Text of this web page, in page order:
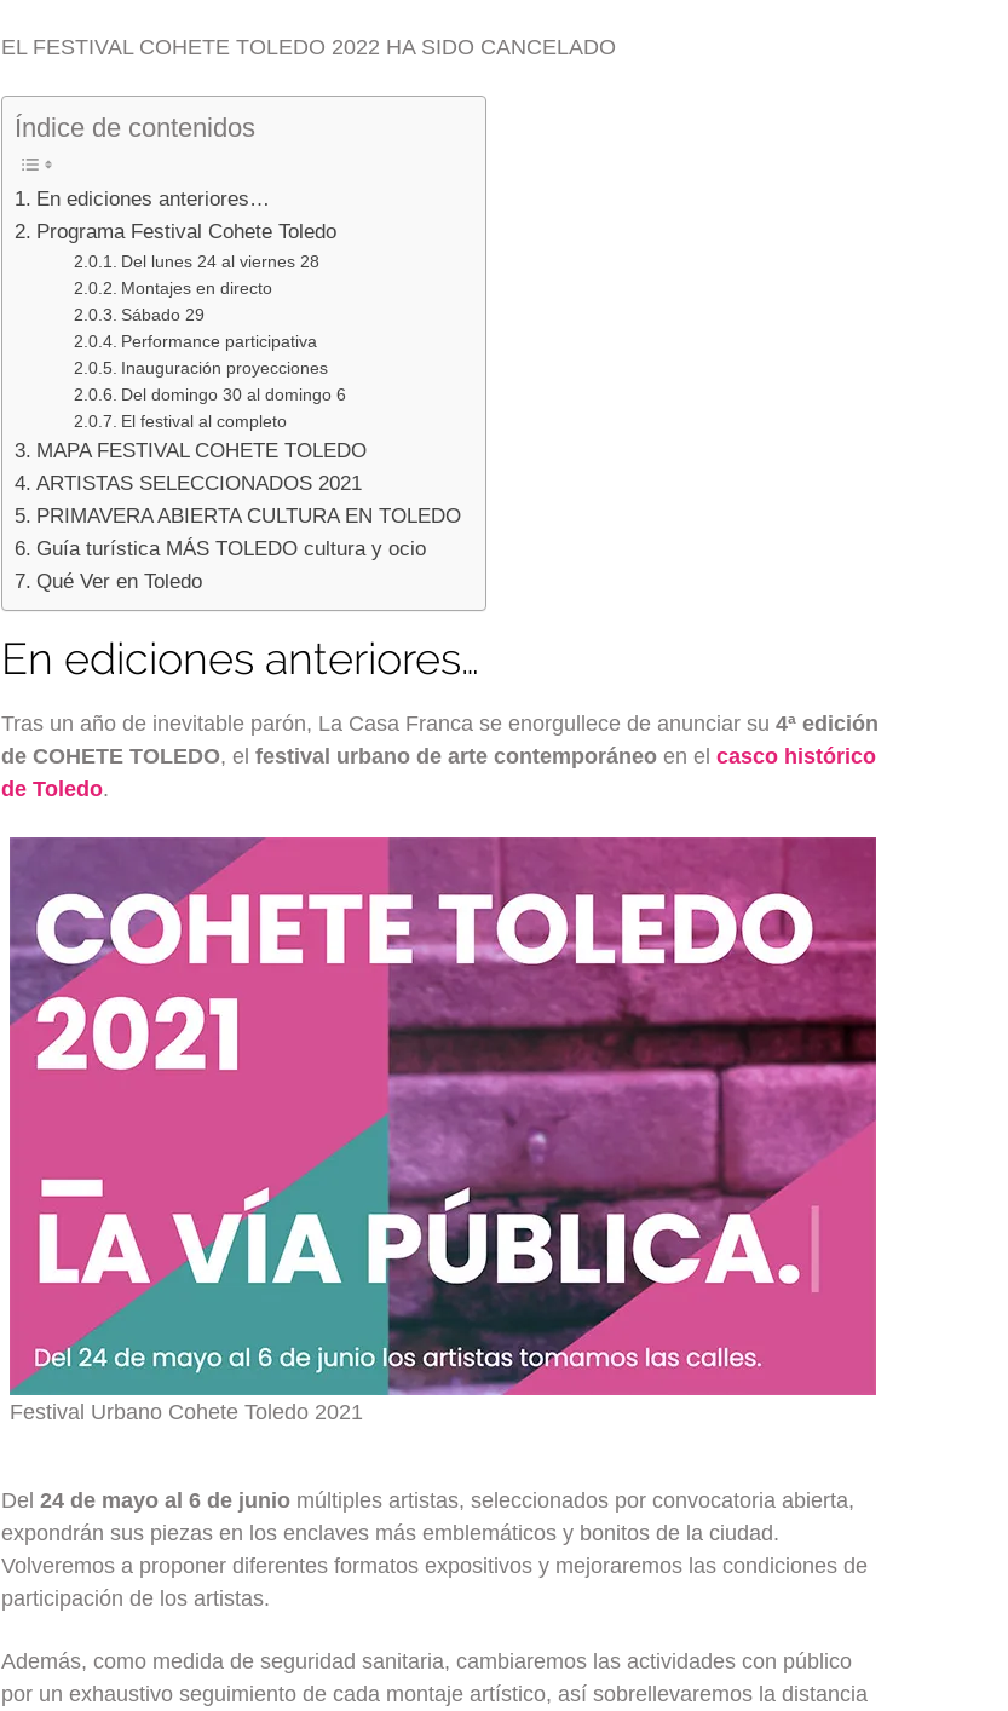
EL FESTIVAL COHETE TOLEDO 2022 HA SIDO CANCELADO
Índice de contenidos
En ediciones anteriores…
Programa Festival Cohete Toledo
Del lunes 24 al viernes 28
Montajes en directo
Sábado 29
Performance participativa
Inauguración proyecciones
Del domingo 30 al domingo 6
El festival al completo
MAPA FESTIVAL COHETE TOLEDO
ARTISTAS SELECCIONADOS 2021
PRIMAVERA ABIERTA CULTURA EN TOLEDO
Guía turística MÁS TOLEDO cultura y ocio
Qué Ver en Toledo
En ediciones anteriores…
Tras un año de inevitable parón, La Casa Franca se enorgullece de anunciar su4ª edición
de COHETE TOLEDO, elfestival urbano de arte contemporáneo en elcasco histórico
de Toledo.
Festival Urbano Cohete Toledo 2021
Del24 de mayo al 6 de junio múltiples artistas, seleccionados por convocatoria abierta,
expondrán sus piezas en los enclaves más emblemáticos y bonitos de la ciudad.
Volveremos a proponer diferentes formatos expositivos y mejoraremos las condiciones de
participación de los artistas.
Además, como medida de seguridad sanitaria, cambiaremos las actividades con público
por un exhaustivo seguimiento de cada montaje artístico, así sobrellevaremos la distancia